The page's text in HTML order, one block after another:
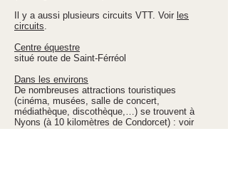
Il y a aussi plusieurs circuits VTT. Voir les
circuits.
Centre équestre
situé route de Saint-Férréol
Dans les environs
De nombreuses attractions touristiques
(cinéma, musées, salle de concert,
médiathèque, discothèque,…) se trouvent à
Nyons (à 10 kilomètres de Condorcet) : voir